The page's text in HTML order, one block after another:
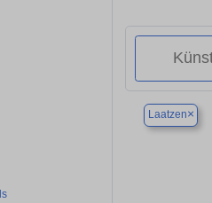
Laatzen×